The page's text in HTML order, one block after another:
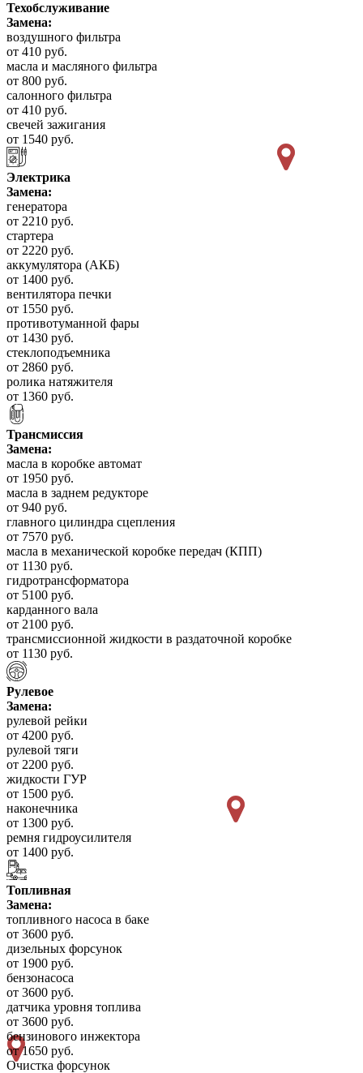
Техобслуживание
Замена:
воздушного фильтра
от 410 руб.
масла и масляного фильтра
от 800 руб.
салонного фильтра
от 410 руб.
свечей зажигания
от 1540 руб.
Электрика
Замена:
генератора
от 2210 руб.
стартера
от 2220 руб.
аккумулятора (АКБ)
от 1400 руб.
вентилятора печки
от 1550 руб.
противотуманной фары
от 1430 руб.
стеклоподъемника
от 2860 руб.
ролика натяжителя
от 1360 руб.
Трансмиссия
Замена:
масла в коробке автомат
от 1950 руб.
масла в заднем редукторе
от 940 руб.
главного цилиндра сцепления
от 7570 руб.
масла в механической коробке передач (КПП)
от 1130 руб.
гидротрансформатора
от 5100 руб.
карданного вала
от 2100 руб.
трансмиссионной жидкости в раздаточной коробке
от 1130 руб.
Рулевое
Замена:
рулевой рейки
от 4200 руб.
рулевой тяги
от 2200 руб.
жидкости ГУР
от 1500 руб.
наконечника
от 1300 руб.
ремня гидроусилителя
от 1400 руб.
Топливная
Замена:
топливного насоса в баке
от 3600 руб.
дизельных форсунок
от 1900 руб.
бензонасоса
от 3600 руб.
датчика уровня топлива
от 3600 руб.
бензинового инжектора
от 1650 руб.
Очистка форсунок